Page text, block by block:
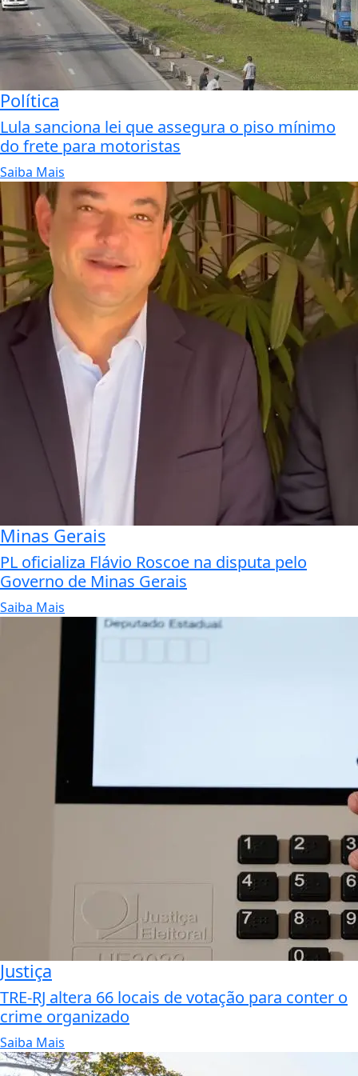
Política
Lula sanciona lei que assegura o piso mínimo
do frete para motoristas
Saiba Mais
Minas Gerais
PL oficializa Flávio Roscoe na disputa pelo
Governo de Minas Gerais
Saiba Mais
Justiça
TRE-RJ altera 66 locais de votação para conter o
crime organizado
Saiba Mais